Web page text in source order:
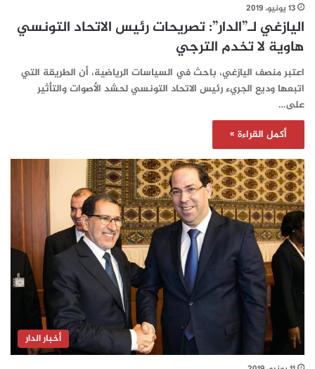
13 يونيو، 2019
اليازغي لـ”الدار”: تصريحات رئيس الاتحاد التونسي
هاوية لا تخدم الترجي
اعتبر منصف اليازغي، باحث في السياسات الرياضية، أن الطريقة التي
اتبعها وديع الجريء رئيس الاتحاد التونسي لحشد الأصوات والتأثير
على…
أكمل القراءة »
أخبار الدار